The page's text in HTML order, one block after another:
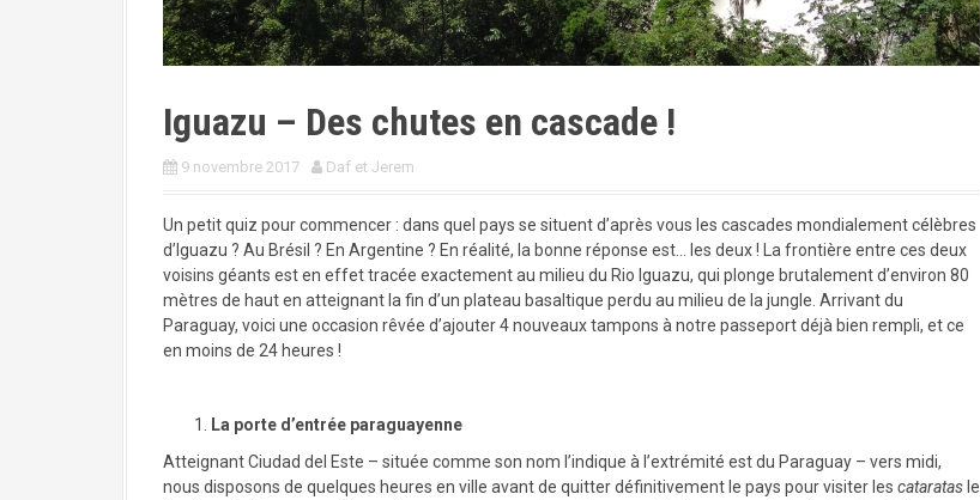
Iguazu – Des chutes en cascade !
9 novembre 2017 Daf et Jerem
Un petit quiz pour commencer : dans quel pays se situent d’après vous les cascades mondialement célèbres
d’Iguazu ? Au Brésil ? En Argentine ? En réalité, la bonne réponse est… les deux ! La frontière entre ces deux
voisins géants est en effet tracée exactement au milieu du Rio Iguazu, qui plonge brutalement d’environ 80
mètres de haut en atteignant la fin d’un plateau basaltique perdu au milieu de la jungle. Arrivant du
Paraguay, voici une occasion rêvée d’ajouter 4 nouveaux tampons à notre passeport déjà bien rempli, et ce
en moins de 24 heures !
La porte d’entrée paraguayenne
Atteignant Ciudad del Este – située comme son nom l’indique à l’extrémité est du Paraguay – vers midi,
nous disposons de quelques heures en ville avant de quitter définitivement le pays pour visiter les cataratas le